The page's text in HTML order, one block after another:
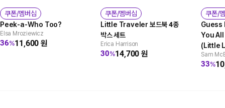
쿠폰/멤버십
Peek-a-Who Too?
Elsa Mroziewicz
36%11,600원
쿠폰/멤버십
Little Traveler 보드북 4종
박스 세트
Erica Harrison
30%14,700원
쿠폰/
Guess
You
(Little
박스세트
Sam
33%